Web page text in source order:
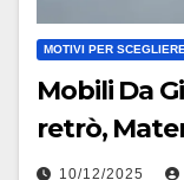
MOTIVI PER
Mobili Da
retrò,
10/12/2025